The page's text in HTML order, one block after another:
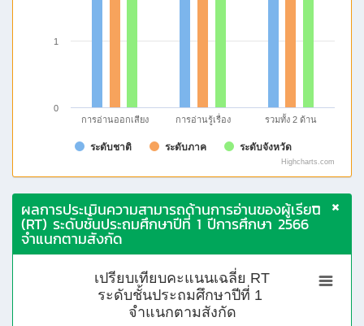
ระดับชาติ ระดับภาค ระดับจังหวัด
การอ่านออกเสียง การอ่านรู้เรื่อง รวมทั้ง 2 ด้าน
0
1
Highcharts.com
ผลการประเมินความสามารถด้านการอ่านของผู้เรียน
(RT) ระดับชั้นประถมศึกษาปีที่ 1 ปีการศึกษา 2566
จำแนกตามสังกัด
เปรียบเทียบคะแนนเฉลี่ย RT
ระดับชั้นประถมศึกษาปีที่ 1
จำแนกตามสังกัด